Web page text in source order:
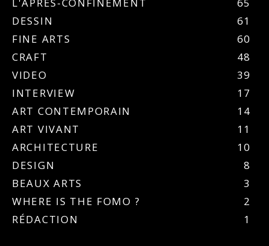
DESSIN
61
FINE ARTS
60
CRAFT
48
VIDEO
39
INTERVIEW
17
ART CONTEMPORAIN
14
ART VIVANT
11
ARCHITECTURE
10
DESIGN
8
BEAUX ARTS
3
WHERE IS THE FOMO ?
2
RÉDACTION
1